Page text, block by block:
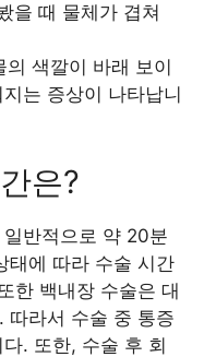
을 때 물체가 겹쳐
색깔이 바래 보이
는 증상이 나타납니
은?
반적으로 약 20분
태에 따라 수술 시간
한 백내장 수술은 대
따라서 수술 중 통증
. 또한, 수술 후 회